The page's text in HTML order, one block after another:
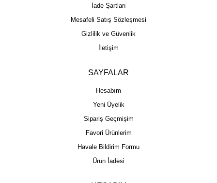
İade Şartları
Mesafeli Satış Sözleşmesi
Gizlilik ve Güvenlik
İletişim
SAYFALAR
Hesabım
Yeni Üyelik
Sipariş Geçmişim
Favori Ürünlerim
Havale Bildirim Formu
Ürün İadesi